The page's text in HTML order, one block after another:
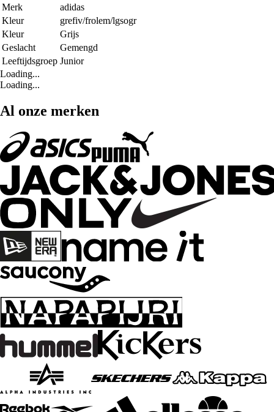
Merk
adidas
Kleur
grefiv/frolem/lgsogr
Kleur
Grijs
Geslacht
Gemengd
Leeftijdsgroep Junior
Loading...
Loading...
Al onze merken